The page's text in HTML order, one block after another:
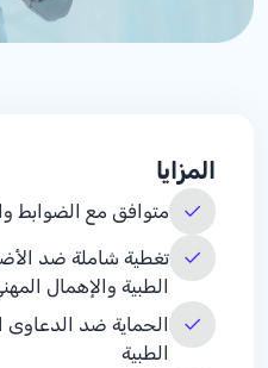
المزايا
متوافق مع الضوابط
تغطية شاملة ضد
الطبية والإهمال المهني
الحماية ضد الدعاوى
الطبية